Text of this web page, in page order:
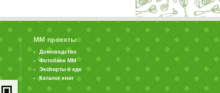
ММ проекты
Домоводство
Фотобанк ММ
Эксперты о еде
Каталог книг